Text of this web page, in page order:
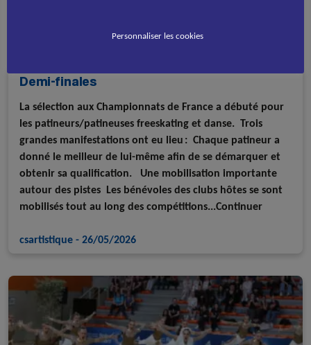
Demi-finales
La sélection aux Championnats de France a débuté pour
les patineurs/patineuses freeskating et danse. Trois
grandes manifestations ont eu lieu : Chaque patineur a
donné le meilleur de lui-même afin de se démarquer et
obtenir sa qualification. Une mobilisation importante
autour des pistes Les bénévoles des clubs hôtes se sont
mobilisés tout au long des compétitions...Continuer
csartistique - 26/05/2026
Personnaliser les cookies